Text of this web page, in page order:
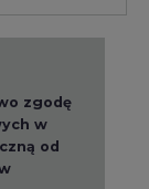
zgodę
w
od